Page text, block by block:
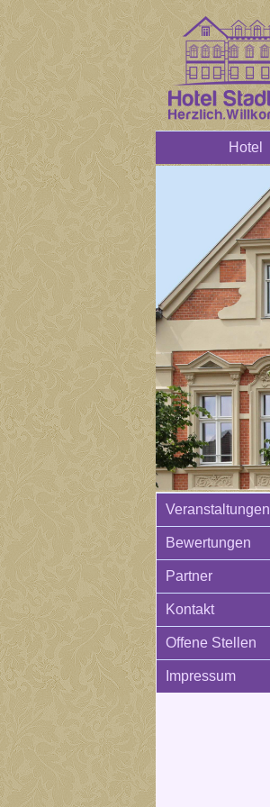
Hotel
Veranstaltungen
Bewertungen
Partner
Kontakt
Offene Stellen
Impressum